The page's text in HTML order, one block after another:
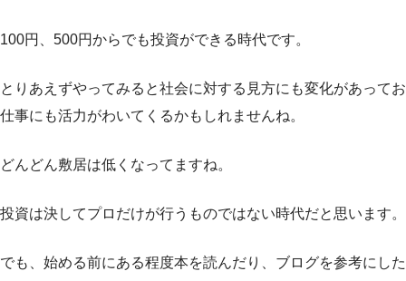
100円、500円からでも投資ができる時代です。
とりあえずやってみると社会に対する見方にも変化があってお
仕事にも活力がわいてくるかもしれませんね。
どんどん敷居は低くなってますね。
投資は決してプロだけが行うものではない時代だと思います。
でも、始める前にある程度本を読んだり、ブログを参考にした